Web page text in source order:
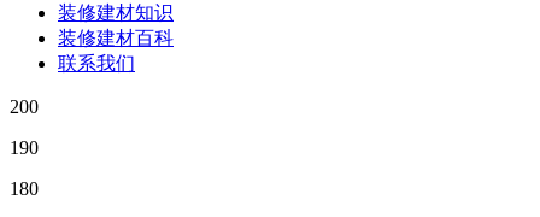
装修建材知识
装修建材百科
联系我们
200
190
180